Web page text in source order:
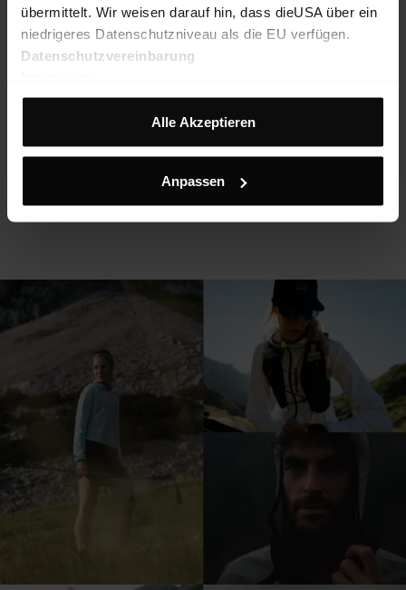
übermittelt. Wir weisen darauf hin, dass dieUSA über ein
niedrigeres Datenschutzniveau als die EU verfügen.
Datenschutzvereinbarung
Alle Akzeptieren
Anpassen
Hooded Jacket W
€ 202,43